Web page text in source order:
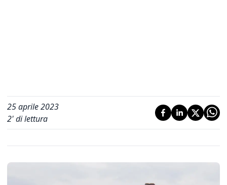
25 aprile 2023
2' di lettura